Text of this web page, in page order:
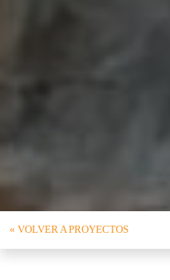
« VOLVER A PROYECTOS